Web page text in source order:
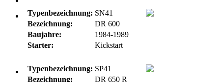
Typenbezeichnung: SN41
Bezeichnung:
DR 600
Baujahre:
1984-1989
Starter:
Kickstart
Typenbezeichnung: SP41
Bezeichnung:
DR 650 R